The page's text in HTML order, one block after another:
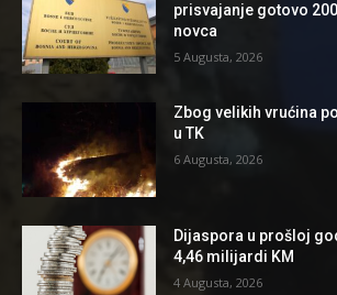
prisvajanje gotovo
novca
5 Augusta, 2026
Zbog velikih vrućina
u TK
6 Augusta, 2026
Dijaspora u prošloj
4,46 milijardi KM
4 Augusta, 2026